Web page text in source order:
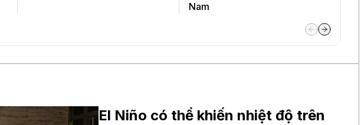
Nam
El Niño có thể khiến nhiệt độ trên